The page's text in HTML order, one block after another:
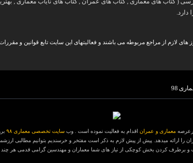
لازم از مراجع مربوطه می باشند و فعالیتهای این سایت تابع قوانین و
98
معماری و عمراناقدام به فعالیت نموده است . وب سایت تخصصی معماری ۹۸
را ارائه میدهد. پیش از پیش لازم به ذکر است مفتخر و خرسندیم بتوانیم مطالبی
برطرف کردن بخش کوچکی از نیاز های شما معماران و مهندسین گرامی قدمی هر چند